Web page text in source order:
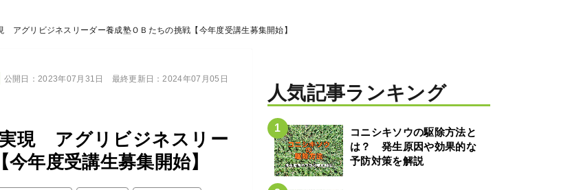
アグリビジネスリーダー養成塾ＯＢたちの挑戦【今年度受講生募集開始】
現 アグリビジネスリー
年度受講生募集開始】
公開日：2023年07月31日 最終更新日：2024年07月05日
人気記事ランキング
コニシキソウの駆除方法と
は？ 発生原因や効果的な
予防対策を解説